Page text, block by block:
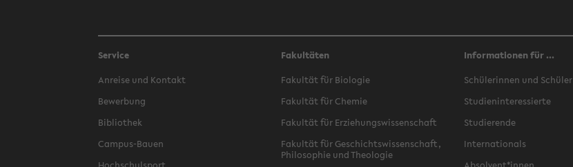
Service
Anreise und Kontakt
Bewerbung
Bibliothek
Campus-Bauen
Fakultäten
Fakultät für Biologie
Fakultät für Chemie
Fakultät für Erziehungswissenschaft
Fakultät für Geschichtswissenschaft,
Philosophie und Theologie
Informationen für ...
Schülerinnen und Schüler
Studieninteressierte
Studierende
Internationals